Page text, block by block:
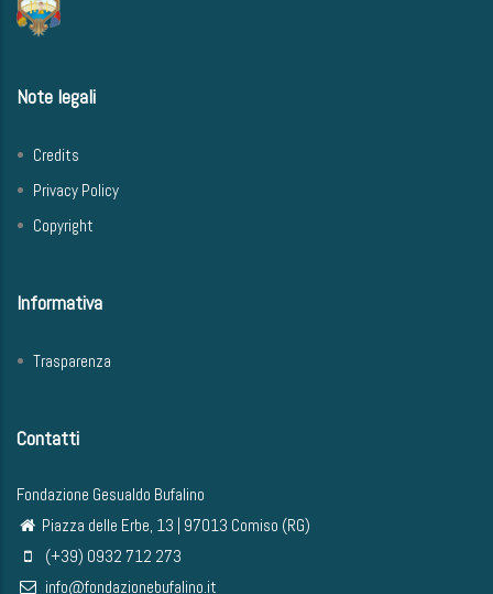
Note legali
Credits
Privacy Policy
Copyright
Informativa
Trasparenza
Contatti
Fondazione Gesualdo Bufalino
Piazza delle Erbe, 13 | 97013 Comiso (RG)
(+39) 0932 712 273
info@fondazionebufalino.it